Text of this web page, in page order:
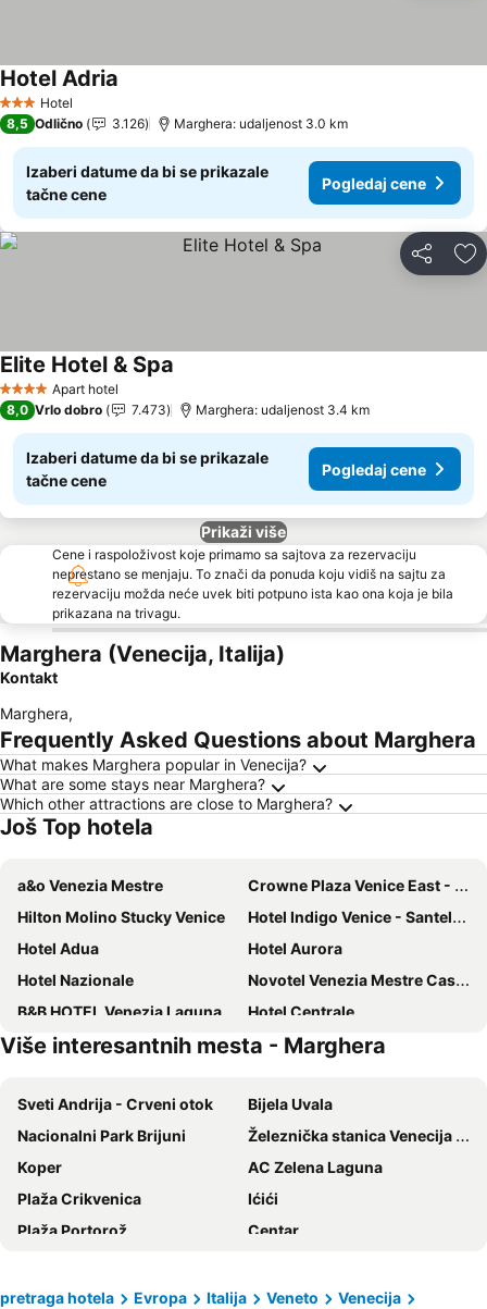
3 Zvezdice
Hotel
Hotel Adria
8,5 Odlično 3.126 Marghera: udaljenost 3.0 km
Izaberi datume da bi se prikazale
tačne cene
Pogledaj cene
Deli
4 ZvezdiceApart hotel
Elite Hotel & Spa
8,0 Vrlo dobro 7.473 Marghera: udaljenost 3.4 km
Izaberi datume da bi se prikazale
tačne cene
Pogledaj cene
Prikaži više
Cene i raspoloživost koje primamo sa sajtova za rezervaciju
neprestano se menjaju. To znači da ponuda koju vidiš na sajtu za
rezervaciju možda neće uvek biti potpuno ista kao ona koja je bila
prikazana na trivagu.
Marghera (Venecija, Italija)
Kontakt
Marghera,
Frequently Asked Questions about Marghera
What makes Marghera popular in Venecija?
What are some stays near Marghera?
Which other attractions are close to Marghera?
Još Top hotela
a&o Venezia Mestre
Crowne Plaza Venice East - Quarto Daltino By Ihg
Hilton Molino Stucky Venice
Hotel Indigo Venice - Santelena By Ihg
Hotel Adua
Hotel Aurora
Hotel Nazionale
Novotel Venezia Mestre Castellana
B&B HOTEL Venezia Laguna
Hotel Centrale
Hotel Al Vivit
Campanile Venice Mestre
GreenColors Hotel
Hotel Sorriso
Corte Canal Venice
Hotel Henry
Hotel Diana
Hotel San Giorgio
Hotel Savoia e Jolanda, WorldHotels Elite
Antony Palace Hotel
Hampton By Hilton Venice Isola Nuova
Hotel Colombo
Smart Hotel Holiday
Best Western Titian Inn Hotel Venice Airport
Više interesantnih mesta - Marghera
Sveti Andrija - Crveni otok
Bijela Uvala
Nacionalni Park Brijuni
Železnička stanica Venecija - Mestre
Koper
AC Zelena Laguna
Plaža Crikvenica
Ićići
Plaža Portorož
Centar
Cres Centar
Nasfeld
pretraga hotela Evropa Italija Veneto
Venecija